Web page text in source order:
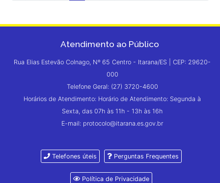
Atendimento ao Público
Rua Elias Estevão Colnago, Nº 65 Centro - Itarana/ES | CEP: 29620-
000
Telefone Geral: (27) 3720-4600
Horários de Atendimento: Horário de Atendimento: Segunda à
Sexta, das 07h às 11h - 13h às 16h
E-mail: protocolo@itarana.es.gov.br
Telefones úteis Perguntas Frequentes
Política de Privacidade